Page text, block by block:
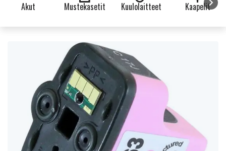
Akut Mustekasetit Kuulolaitteet Kaapelit